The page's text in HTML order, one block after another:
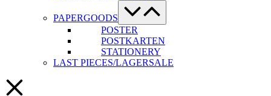
PAPERGOODS
Menü-
Schalter
POSTER
POSTKARTEN
STATIONERY
LAST PIECES/LAGERSALE